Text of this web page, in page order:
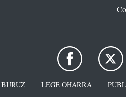
LEGE OHARRA